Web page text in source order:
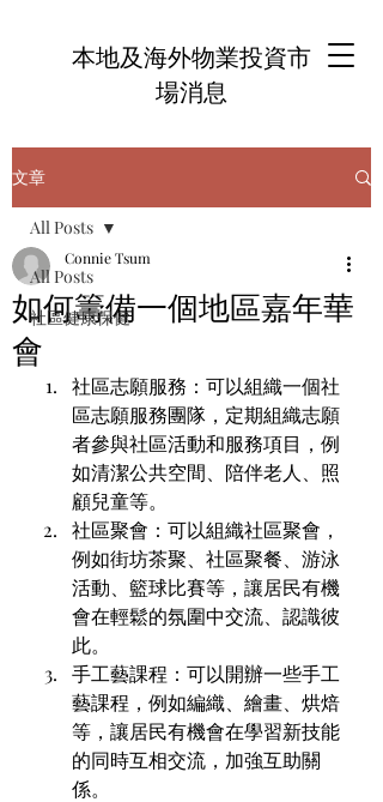
本地及海外物業投資市
場消息
文章
All Posts
社區健康保健
All Posts
如何籌備一個地區嘉年華
會
Connie Tsum
社區志願服務：可以組織一個社
區志願服務團隊，定期組織志願
者參與社區活動和服務項目，例
如清潔公共空間、陪伴老人、照
顧兒童等。
社區聚會：可以組織社區聚會，
例如街坊茶聚、社區聚餐、游泳
活動、籃球比賽等，讓居民有機
會在輕鬆的氛圍中交流、認識彼
此。
手工藝課程：可以開辦一些手工
藝課程，例如編織、繪畫、烘焙
等，讓居民有機會在學習新技能
的同時互相交流，加強互助關
係。